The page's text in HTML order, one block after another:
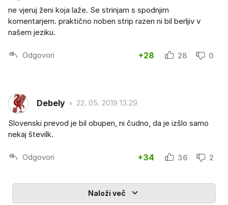
ne vjeruj ženi koja laže. Se strinjam s spodnjim
komentarjem. praktično noben strip razen ni bil berljiv v
našem jeziku.
Odgovori +28 28 0
Debely 22. 05. 2019 13.29
Slovenski prevod je bil obupen, ni čudno, da je izšlo samo
nekaj številk.
Odgovori +34 36 2
Naloži več